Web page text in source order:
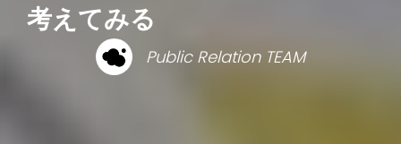
考えてみる
Public Relation TEAM